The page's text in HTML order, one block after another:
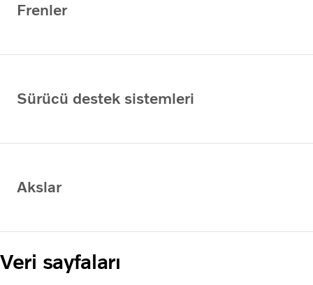
Frenler
Sürücü destek sistemleri
Akslar
Veri sayfaları